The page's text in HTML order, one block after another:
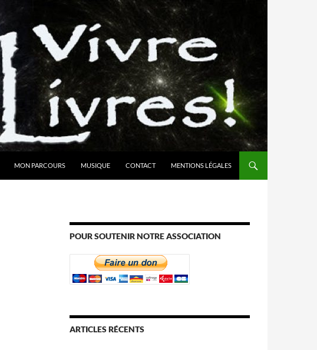
MON PARCOURS MUSIQUE CONTACT MENTIONS LÉGALES
POUR SOUTENIR NOTRE ASSOCIATION
ARTICLES RÉCENTS